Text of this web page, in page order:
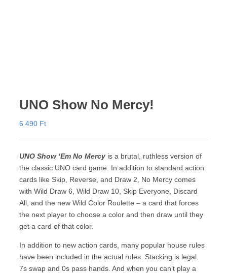
UNO Show No Mercy!
6 490 Ft
UNO Show ‘Em No Mercy is a brutal, ruthless version of
the classic UNO card game. In addition to standard action
cards like Skip, Reverse, and Draw 2, No Mercy comes
with Wild Draw 6, Wild Draw 10, Skip Everyone, Discard
All, and the new Wild Color Roulette – a card that forces
the next player to choose a color and then draw until they
get a card of that color.
In addition to new action cards, many popular house rules
have been included in the actual rules. Stacking is legal.
7s swap and 0s pass hands. And when you can’t play a